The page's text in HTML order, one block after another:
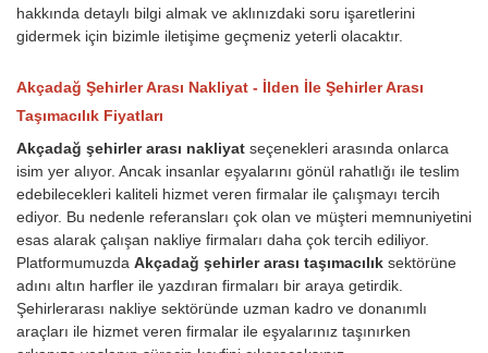
hakkında detaylı bilgi almak ve aklınızdaki soru işaretlerini
gidermek için bizimle iletişime geçmeniz yeterli olacaktır.
Akçadağ Şehirler Arası Nakliyat - İlden İle Şehirler Arası
Taşımacılık Fiyatları
Akçadağ şehirler arası nakliyat seçenekleri arasında onlarca
isim yer alıyor. Ancak insanlar eşyalarını gönül rahatlığı ile teslim
edebilecekleri kaliteli hizmet veren firmalar ile çalışmayı tercih
ediyor. Bu nedenle referansları çok olan ve müşteri memnuniyetini
esas alarak çalışan nakliye firmaları daha çok tercih ediliyor.
Platformumuzda Akçadağ şehirler arası taşımacılık sektörüne
adını altın harfler ile yazdıran firmaları bir araya getirdik.
Şehirlerarası nakliye sektöründe uzman kadro ve donanımlı
araçları ile hizmet veren firmalar ile eşyalarınız taşınırken